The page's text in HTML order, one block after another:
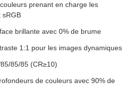
prenant en charge les
sRGB
brillante avec 0% de brume
1:1 pour les images dynamiques
85/85 (CR≥10)
de couleurs avec 90% de